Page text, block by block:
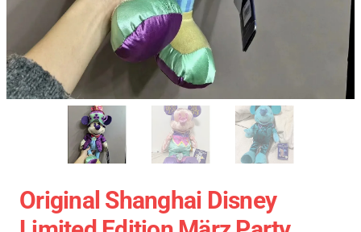
Original Shanghai Disney